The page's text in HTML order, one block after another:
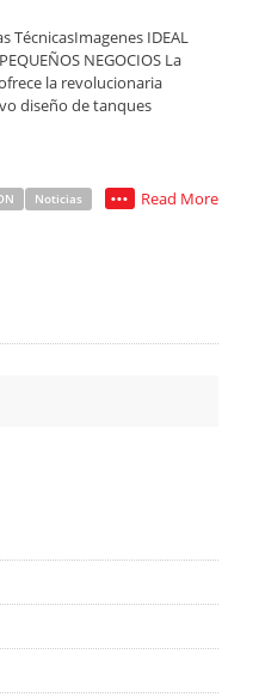
TécnicasImagenes IDEAL
NEGOCIOS La
la revolucionaria
diseño de tanques
Noticias Read More
•••